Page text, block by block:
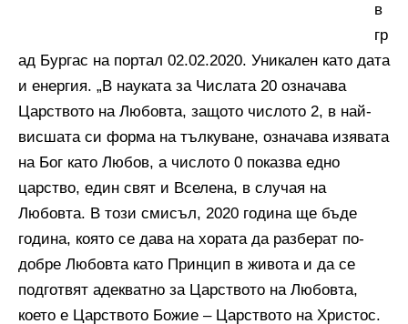
в
гр
ад Бургас на портал 02.02.2020. Уникален като дата
и енергия. „В науката за Числата 20 означава
Царството на Любовта, защото числото 2, в най-
висшата си форма на тълкуване, означава изявата
на Бог като Любов, а числото 0 показва едно
царство, един свят и Вселена, в случая на
Любовта. В този смисъл, 2020 година ще бъде
година, която се дава на хората да разберат по-
добре Любовта като Принцип в живота и да се
подготвят адекватно за Царството на Любовта,
което е Царството Божие – Царството на Христос.